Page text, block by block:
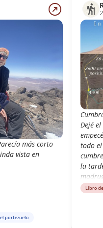
más corto
vista en
el portezuelo
Dejé
todo el
la
Libro